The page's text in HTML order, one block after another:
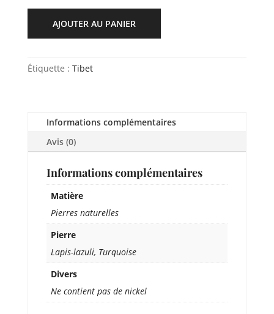
AJOUTER AU PANIER
Étiquette : Tibet
Informations complémentaires
Avis (0)
Informations complémentaires
Matière
Pierres naturelles
Pierre
Lapis-lazuli, Turquoise
Divers
Ne contient pas de nickel